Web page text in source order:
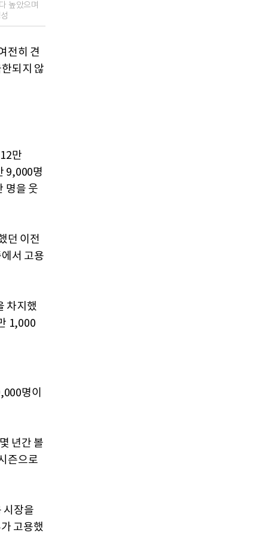
높았으며
전히 견
되지 않
만
9,000명
명을 웃
던 이전
서 고용
차지했
1,000
명이
년간 볼
즌으로
시장을
고용했